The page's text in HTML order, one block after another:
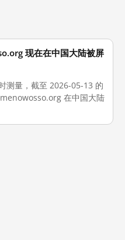
现在在中国大陆被屏
测量，截至 2026-05-13 的
在中国大陆